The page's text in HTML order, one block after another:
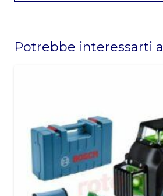
should
Potrebbe interessarti